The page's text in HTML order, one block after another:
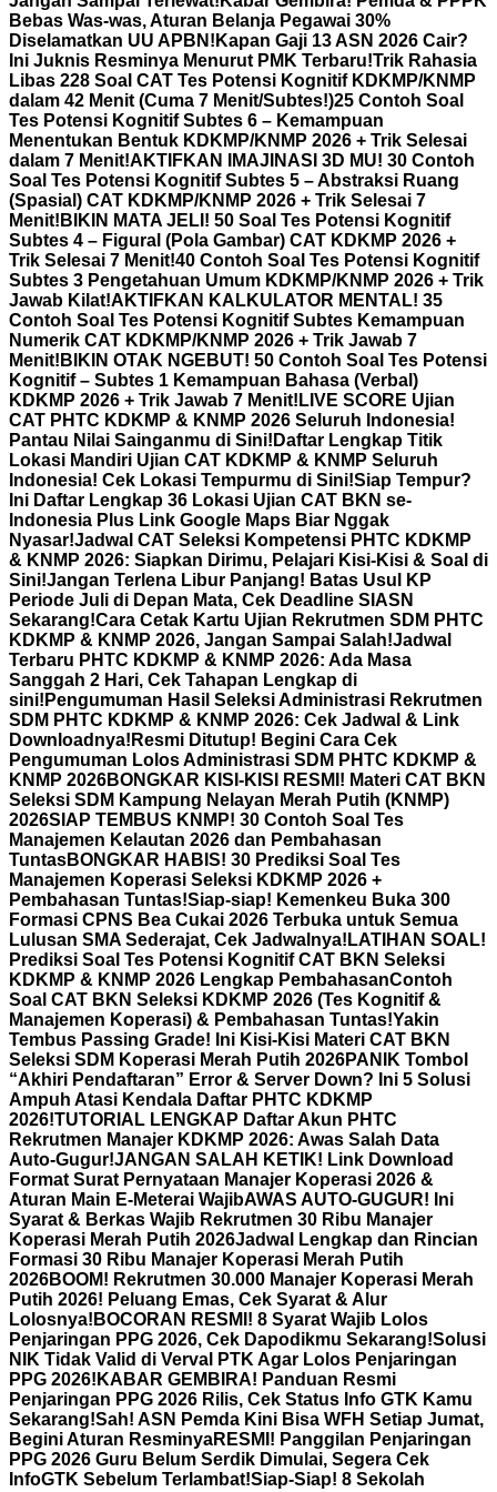
Bebas Was-was, Aturan Belanja Pegawai 30%
Diselamatkan UU APBN! Kapan Gaji 13 ASN 2026 Cair?
Ini Juknis Resminya Menurut PMK Terbaru!Trik Rahasia
Libas 228 Soal CAT Tes Potensi Kognitif KDKMP/KNMP
dalam 42 Menit (Cuma 7 Menit/Subtes!)25 Contoh Soal
Tes Potensi Kognitif Subtes 6 – Kemampuan
Menentukan Bentuk KDKMP/KNMP 2026 + Trik Selesai
dalam 7 Menit!AKTIFKAN IMAJINASI 3D MU! 30 Contoh
Soal Tes Potensi Kognitif Subtes 5 – Abstraksi Ruang
(Spasial) CAT KDKMP/KNMP 2026 + Trik Selesai 7
Menit! BIKIN MATA JELI! 50 Soal Tes Potensi Kognitif
Subtes 4 – Figural (Pola Gambar) CAT KDKMP 2026 +
Trik Selesai 7 Menit!40 Contoh Soal Tes Potensi Kognitif
Subtes 3 Pengetahuan Umum KDKMP/KNMP 2026 + Trik
Jawab Kilat!AKTIFKAN KALKULATOR MENTAL! 35
Contoh Soal Tes Potensi Kognitif Subtes Kemampuan
Numerik CAT KDKMP/KNMP 2026 + Trik Jawab 7
Menit! BIKIN OTAK NGEBUT! 50 Contoh Soal Tes Potensi
Kognitif – Subtes 1 Kemampuan Bahasa (Verbal)
KDKMP 2026 + Trik Jawab 7 Menit! LIVE SCORE Ujian
CAT PHTC KDKMP & KNMP 2026 Seluruh Indonesia!
Pantau Nilai Sainganmu di Sini! Daftar Lengkap Titik
Lokasi Mandiri Ujian CAT KDKMP & KNMP Seluruh
Indonesia! Cek Lokasi Tempurmu di Sini!Siap Tempur?
Ini Daftar Lengkap 36 Lokasi Ujian CAT BKN se-
Indonesia Plus Link Google Maps Biar Nggak
Nyasar!Jadwal CAT Seleksi Kompetensi PHTC KDKMP
& KNMP 2026: Siapkan Dirimu, Pelajari Kisi-Kisi & Soal di
Sini!Jangan Terlena Libur Panjang! Batas Usul KP
Periode Juli di Depan Mata, Cek Deadline SIASN
Sekarang!Cara Cetak Kartu Ujian Rekrutmen SDM PHTC
KDKMP & KNMP 2026, Jangan Sampai Salah!Jadwal
Terbaru PHTC KDKMP & KNMP 2026: Ada Masa
Sanggah 2 Hari, Cek Tahapan Lengkap di
sini! Pengumuman Hasil Seleksi Administrasi Rekrutmen
SDM PHTC KDKMP & KNMP 2026: Cek Jadwal & Link
Downloadnya! Resmi Ditutup! Begini Cara Cek
Pengumuman Lolos Administrasi SDM PHTC KDKMP &
KNMP 2026BONGKAR KISI-KISI RESMI! Materi CAT BKN
Seleksi SDM Kampung Nelayan Merah Putih (KNMP)
2026SIAP TEMBUS KNMP! 30 Contoh Soal Tes
Manajemen Kelautan 2026 dan Pembahasan
TuntasBONGKAR HABIS! 30 Prediksi Soal Tes
Manajemen Koperasi Seleksi KDKMP 2026 +
Pembahasan Tuntas!Siap-siap! Kemenkeu Buka 300
Formasi CPNS Bea Cukai 2026 Terbuka untuk Semua
Lulusan SMA Sederajat, Cek Jadwalnya! LATIHAN SOAL!
Prediksi Soal Tes Potensi Kognitif CAT BKN Seleksi
KDKMP & KNMP 2026 Lengkap PembahasanContoh
Soal CAT BKN Seleksi KDKMP 2026 (Tes Kognitif &
Manajemen Koperasi) & Pembahasan Tuntas!Yakin
Tembus Passing Grade! Ini Kisi-Kisi Materi CAT BKN
Seleksi SDM Koperasi Merah Putih 2026PANIK Tombol
“Akhiri Pendaftaran” Error & Server Down? Ini 5 Solusi
Ampuh Atasi Kendala Daftar PHTC KDKMP
2026!TUTORIAL LENGKAP Daftar Akun PHTC
Rekrutmen Manajer KDKMP 2026: Awas Salah Data
Auto-Gugur!JANGAN SALAH KETIK! Link Download
Format Surat Pernyataan Manajer Koperasi 2026 &
Aturan Main E-Meterai WajibAWAS AUTO-GUGUR! Ini
Syarat & Berkas Wajib Rekrutmen 30 Ribu Manajer
Koperasi Merah Putih 2026Jadwal Lengkap dan Rincian
Formasi 30 Ribu Manajer Koperasi Merah Putih
2026BOOM! Rekrutmen 30.000 Manajer Koperasi Merah
Putih 2026! Peluang Emas, Cek Syarat & Alur
Lolosnya! BOCORAN RESMI! 8 Syarat Wajib Lolos
Penjaringan PPG 2026, Cek Dapodikmu Sekarang!Solusi
NIK Tidak Valid di Verval PTK Agar Lolos Penjaringan
PPG 2026! KABAR GEMBIRA! Panduan Resmi
Penjaringan PPG 2026 Rilis, Cek Status Info GTK Kamu
Sekarang!Sah! ASN Pemda Kini Bisa WFH Setiap Jumat,
Begini Aturan ResminyaRESMI! Panggilan Penjaringan
PPG 2026 Guru Belum Serdik Dimulai, Segera Cek
InfoGTK Sebelum Terlambat!Siap-Siap! 8 Sekolah